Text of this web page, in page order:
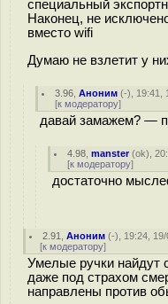
специальный
Наконец, не
вместо wifi
Думаю не взлетит у
3.96 ,Аноним (-), 19:41,
[к модератору]
давай замажем? —
4.98 ,manster(ok),
[к модератору]
достаточно
2.91 ,Аноним (-), 19:24,
[к модератору]
Умелые ручки найдут
даже под страхом
направлены против